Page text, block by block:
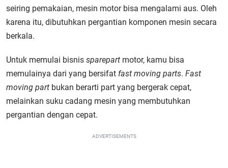
seiring pemakaian, mesin motor bisa mengalami aus. Oleh
karena itu, dibutuhkan pergantian komponen mesin secara
berkala.
Untuk memulai bisnis sparepart motor, kamu bisa
memulainya dari yang bersifat fast moving parts. Fast
moving part bukan berarti part yang bergerak cepat,
melainkan suku cadang mesin yang membutuhkan
pergantian dengan cepat.
ADVERTISEMENTS